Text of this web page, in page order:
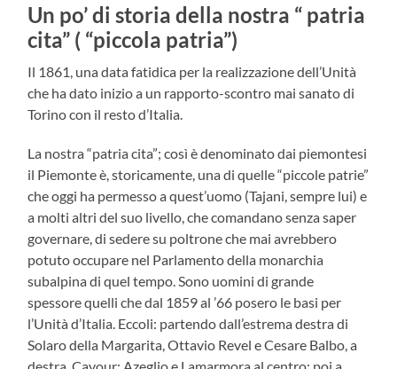
Un po’ di storia della nostra “ patria
cita” ( “piccola patria”)
Il 1861, una data fatidica per la realizzazione dell’Unità
che ha dato inizio a un rapporto-scontro mai sanato di
Torino con il resto d’Italia.
La nostra “patria cita”; così è denominato dai piemontesi
il Piemonte è, storicamente, una di quelle “piccole patrie”
che oggi ha permesso a quest’uomo (Tajani, sempre lui) e
a molti altri del suo livello, che comandano senza saper
governare, di sedere su poltrone che mai avrebbero
potuto occupare nel Parlamento della monarchia
subalpina di quel tempo. Sono uomini di grande
spessore quelli che dal 1859 al ’66 posero le basi per
l’Unità d’Italia. Eccoli: partendo dall’estrema destra di
Solaro della Margarita, Ottavio Revel e Cesare Balbo, a
destra, Cavour; Azeglio e Lamarmora al centro; poi a